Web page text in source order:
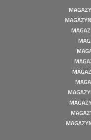
Fotowoltaika z
Instalacja
Fotowoltaika Czersk
Fotowoltaika z
fotowoltaiczna o
Fotowoltaika z
Instalacja
Fotowoltaika Gorzów
Fotowoltaika z
fotowoltaiczna o